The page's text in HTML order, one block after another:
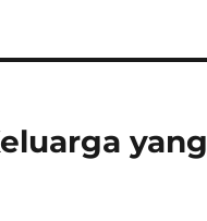
yang